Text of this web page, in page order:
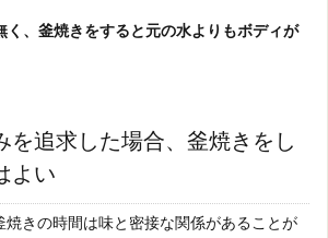
く、釜焼きをすると元の水よりもボディが
を追求した場合、釜焼きをし
よい
焼きの時間は味と密接な関係があることが